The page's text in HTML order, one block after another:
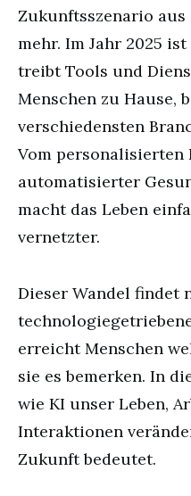
Zukunftsszenario
mehr. Im Jahr 2025
treibt Tools und
Menschen zu Hause,
verschiedensten
Vom personalisierten
automatisierter
macht das Leben
vernetzter.
Dieser Wandel findet
erreicht Menschen
sie es bemerken. In
wie KI unser Leben,
Interaktionen
Zukunft bedeutet.